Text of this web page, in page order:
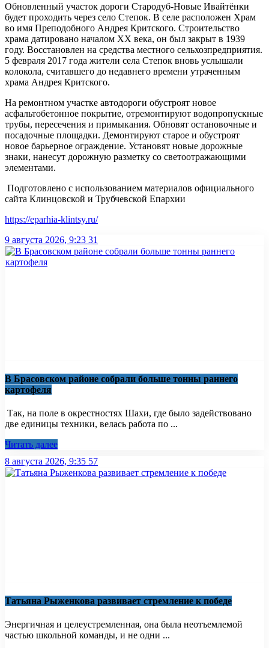
Обновленный участок дороги Стародуб-Новые Ивайтёнки
будет проходить через село Степок. В селе расположен Храм
во имя Преподобного Андрея Критского. Строительство
храма датировано началом XX века, он был закрыт в 1939
году. Восстановлен на средства местного сельхозпредприятия.
5 февраля 2017 года жители села Степок вновь услышали
колокола, считавшего до недавнего времени утраченным
храма Андрея Критского.
На ремонтном участке автодороги обустроят новое
асфальтобетонное покрытие, отремонтируют водопропускные
трубы, пересечения и примыкания. Обновят остановочные и
посадочные площадки. Демонтируют старое и обустроят
новое барьерное ограждение. Установят новые дорожные
знаки, нанесут дорожную разметку со светоотражающими
элементами.
Подготовлено с использованием материалов официального
сайта Клинцовской и Трубчевской Епархии
https://eparhia-klintsy.ru/
9 августа 2026, 9:23 31
В Брасовском районе собрали больше тонны раннего
картофеля
Так, на поле в окрестностях Шахи, где было задействовано
две единицы техники, велась работа по ...
Читать далее
8 августа 2026, 9:35 57
Татьяна Рыженкова развивает стремление к победе
Энергичная и целеустремленная, она была неотъемлемой
частью школьной команды, и не одни ...